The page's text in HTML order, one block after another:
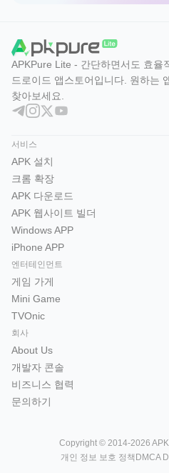
APKPure Lite - 간단하면서도 효율
드로이드 앱스토어입니다. 원하는
찾아보세요.
서비스
APK 설치
크롬 확장
APK 다운로드
APK 웹사이트 빌더
Windows APP
iPhone APP
엔터테인먼트
게임 가게
Mini Game
TVOnic
회사
About Us
개발자 콘솔
비즈니스 협력
문의하기
Copyright © 2014-2026
개인 정보 보호 정책 DMCA